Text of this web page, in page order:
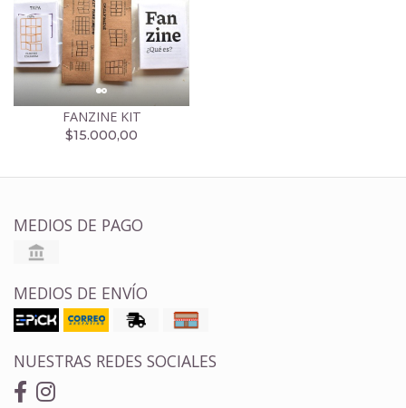
FANZINE KIT
$15.000,00
MEDIOS DE PAGO
MEDIOS DE ENVÍO
NUESTRAS REDES SOCIALES